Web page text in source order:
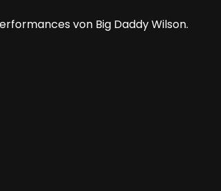
von Big Daddy Wilson.